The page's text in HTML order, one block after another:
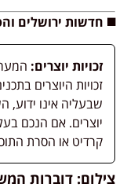
◼️ חדשות ירושלים
זכויות יוצרים:
זכויות היוצרים
יוצרים. אם הנכם
קרדיט או הסרת
צילום: דוברות